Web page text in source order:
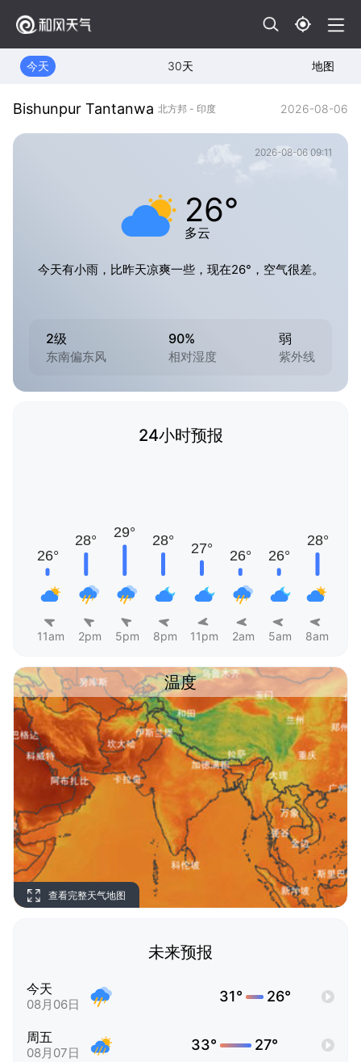
今天 30天 地图
Bishunpur Tantanwa 北方邦 - 印度 2026-08-06
2026-08-06 09:11
26°
多云
今天有小雨，比昨天凉爽一些，现在26°，空气很差。
2级
东南偏东风
90%
相对湿度
弱
紫外线
24小时预报
11am 2pm 5pm 8pm 11pm 2am 5am 8am
温度
查看完整天气地图
未来预报
今天
08月06日 31° 26°
周五
08月07日 33° 27°